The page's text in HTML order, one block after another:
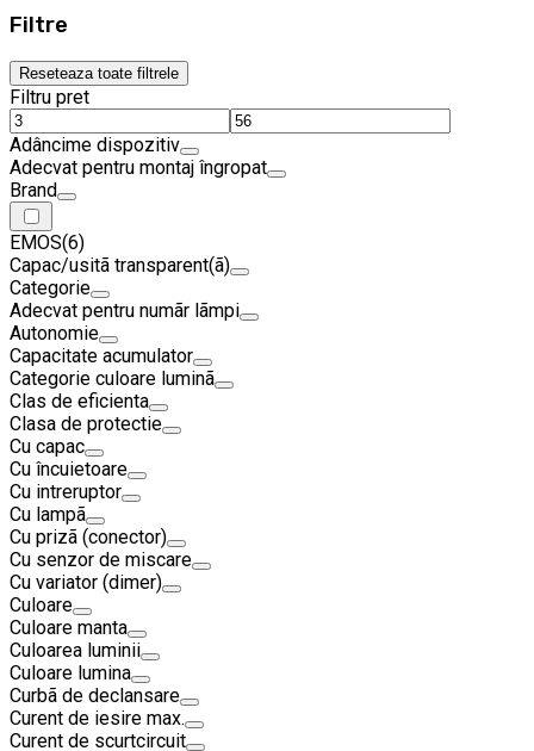
Filtre
Reseteaza toate filtrele
Filtru pret
Adâncime dispozitiv
Adecvat pentru montaj îngropat
Brand
EMOS(6)
Capac/usitã transparent(ã)
Categorie
Adecvat pentru numãr lãmpi
Autonomie
Capacitate acumulator
Categorie culoare luminã
Clas de eficienta
Clasa de protectie
Cu capac
Cu încuietoare
Cu intreruptor
Cu lampã
Cu prizã (conector)
Cu senzor de miscare
Cu variator (dimer)
Culoare
Culoare manta
Culoarea luminii
Culoare lumina
Curbã de declansare
Curent de iesire max.
Curent de scurtcircuit